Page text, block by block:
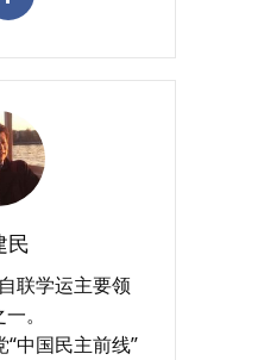
民
联学运主要领
。
中国民主前线”